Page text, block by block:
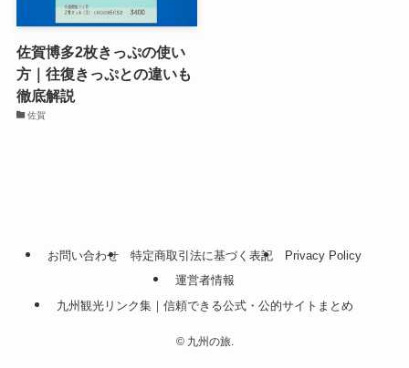
佐賀博多2枚きっぷの使い
方｜往復きっぷとの違いも
徹底解説
佐賀
お問い合わせ 特定商取引法に基づく表記
Privacy Policy
運営者情報
九州観光リンク集｜信頼できる公式・公的サイトまとめ
©九州の旅.